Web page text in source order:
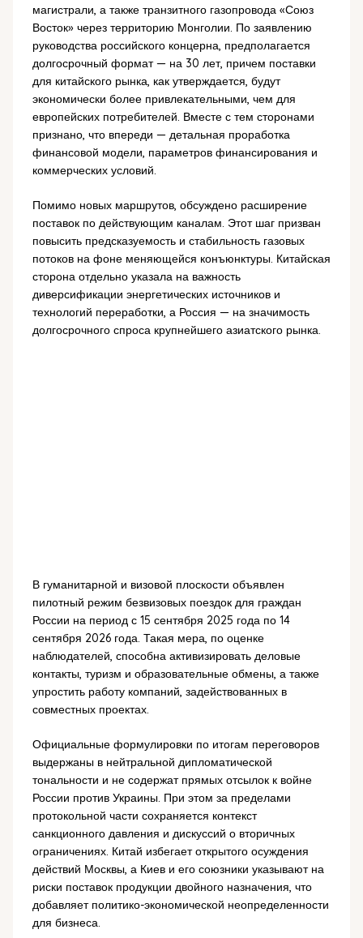
магистрали, а также транзитного газопровода «Союз
Восток» через территорию Монголии. По заявлению
руководства российского концерна, предполагается
долгосрочный формат — на 30 лет, причем поставки
для китайского рынка, как утверждается, будут
экономически более привлекательными, чем для
европейских потребителей. Вместе с тем сторонами
признано, что впереди — детальная проработка
финансовой модели, параметров финансирования и
коммерческих условий.
Помимо новых маршрутов, обсуждено расширение
поставок по действующим каналам. Этот шаг призван
повысить предсказуемость и стабильность газовых
потоков на фоне меняющейся конъюнктуры. Китайская
сторона отдельно указала на важность
диверсификации энергетических источников и
технологий переработки, а Россия — на значимость
долгосрочного спроса крупнейшего азиатского рынка.
В гуманитарной и визовой плоскости объявлен
пилотный режим безвизовых поездок для граждан
России на период с 15 сентября 2025 года по 14
сентября 2026 года. Такая мера, по оценке
наблюдателей, способна активизировать деловые
контакты, туризм и образовательные обмены, а также
упростить работу компаний, задействованных в
совместных проектах.
Официальные формулировки по итогам переговоров
выдержаны в нейтральной дипломатической
тональности и не содержат прямых отсылок к войне
России против Украины. При этом за пределами
протокольной части сохраняется контекст
санкционного давления и дискуссий о вторичных
ограничениях. Китай избегает открытого осуждения
действий Москвы, а Киев и его союзники указывают на
риски поставок продукции двойного назначения, что
добавляет политико-экономической неопределенности
для бизнеса.